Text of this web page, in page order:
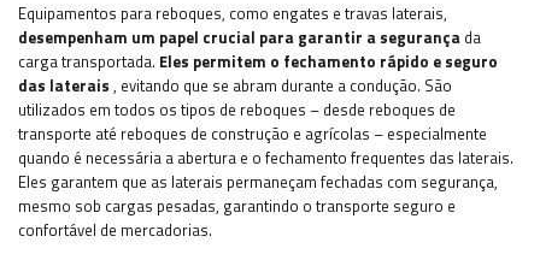
Equipamentos para reboques, como engates e travas laterais,
desempenham um papel crucial para garantir a segurança da
carga transportada. Eles permitem o fechamento rápido e seguro
das laterais , evitando que se abram durante a condução. São
utilizados em todos os tipos de reboques – desde reboques de
transporte até reboques de construção e agrícolas – especialmente
quando é necessária a abertura e o fechamento frequentes das laterais.
Eles garantem que as laterais permaneçam fechadas com segurança,
mesmo sob cargas pesadas, garantindo o transporte seguro e
confortável de mercadorias.